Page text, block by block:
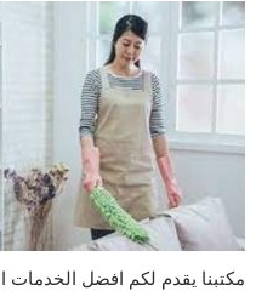
مكتبنا يقدم لكم افضل الخدمات